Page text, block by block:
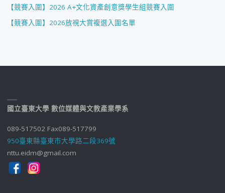
【競賽入圍】2026 A+文化資產創意獎學生組競賽入圍
【競賽入圍】2026放視大賞複選入圍名單
國立臺東大學 數位媒體與文教產業學系
089-517502 Fax089-517799
950臺東縣臺東市大學路二段369號
nttu.eidm@gmail.com